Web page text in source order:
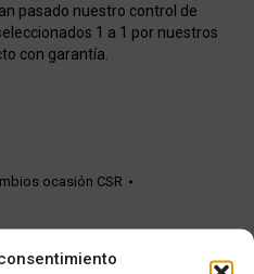
pasado nuestro control de
1 a 1 por nuestros
con garantía.
ocasión CSR